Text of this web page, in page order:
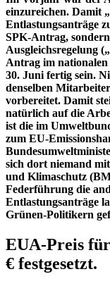
einzureichen. Damit
Entlastungsanträge
SPK-Antrag,
Ausgleichsregelung
Antrag im nationalen
30. Juni fertig sein.
denselben
vorbereitet. Damit
natürlich auf die
ist die im
zum EU-
sich dort niemand
und Klimaschutz
Federführung die
Entlastungsanträge
Grünen-Politikern
EUA-Preis
€ festgesetzt.